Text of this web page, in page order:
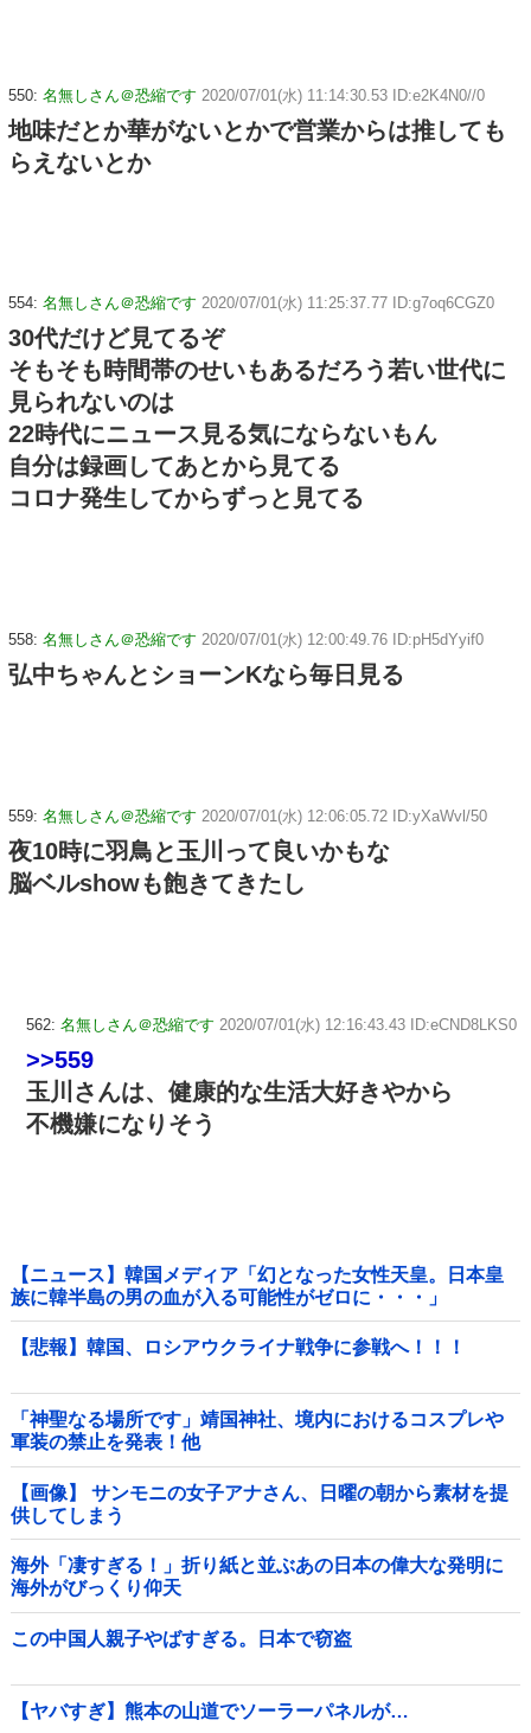
550: 名無しさん＠恐縮です 2020/07/01(水) 11:14:30.53 ID:e2K4N0//0
地味だとか華がないとかで営業からは推しても
らえないとか
554: 名無しさん＠恐縮です 2020/07/01(水) 11:25:37.77 ID:g7oq6CGZ0
30代だけど見てるぞ
そもそも時間帯のせいもあるだろう若い世代に
見られないのは
22時代にニュース見る気にならないもん
自分は録画してあとから見てる
コロナ発生してからずっと見てる
558: 名無しさん＠恐縮です 2020/07/01(水) 12:00:49.76 ID:pH5dYyif0
弘中ちゃんとショーンKなら毎日見る
559: 名無しさん＠恐縮です 2020/07/01(水) 12:06:05.72 ID:yXaWvl/50
夜10時に羽鳥と玉川って良いかもな
脳ベルshowも飽きてきたし
562: 名無しさん＠恐縮です 2020/07/01(水) 12:16:43.43 ID:eCND8LKS0
>>559
玉川さんは、健康的な生活大好きやから
不機嫌になりそう
【ニュース】韓国メディア「幻となった女性天皇。日本皇
族に韓半島の男の血が入る可能性がゼロに・・・」
【悲報】韓国、ロシアウクライナ戦争に参戦へ！！！
「神聖なる場所です」靖国神社、境内におけるコスプレや
軍装の禁止を発表！他
【画像】 サンモニの女子アナさん、日曜の朝から素材を提
供してしまう
海外「凄すぎる！」折り紙と並ぶあの日本の偉大な発明に
海外がびっくり仰天
この中国人親子やばすぎる。日本で窃盗
【ヤバすぎ】熊本の山道でソーラーパネルが…